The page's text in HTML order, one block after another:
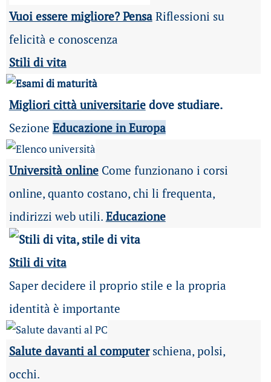
Vuoi essere migliore? PensaRiflessioni su
felicità e conoscenza
Stili di vita
Migliori città universitariedove studiare.
Sezione Educazione in Europa
Università online Come funzionano i corsi
online, quanto costano, chi li frequenta,
indirizzi web utili. Educazione
Stili di vita
Saper decidere il proprio stile e la propria
identità è importante
Salute davanti al computerschiena, polsi,
occhi.